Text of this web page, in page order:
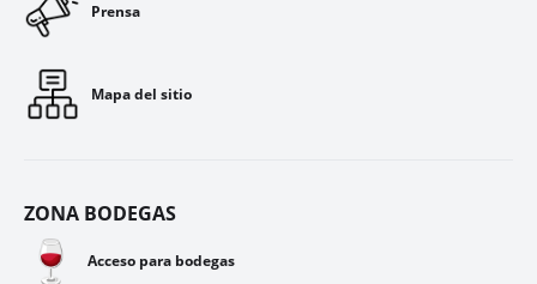
Prensa
Mapa del sitio
ZONA BODEGAS
🍷 Acceso para bodegas